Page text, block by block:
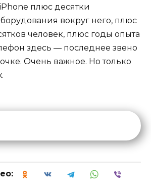
плюс десятки
вокруг него, плюс
человек, плюс годы опыта
здесь — последнее звено
Очень важное. Но только